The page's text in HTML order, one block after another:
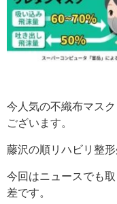
今人気の不織布マス
ございます。
藤沢の順リハビリ整
今回はニュースでも
差です。